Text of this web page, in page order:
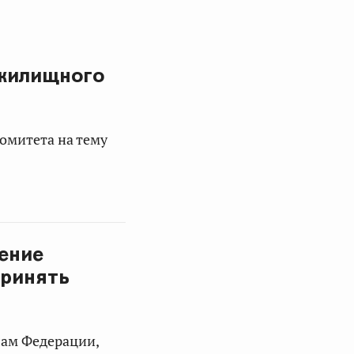
на тему
Федерации,